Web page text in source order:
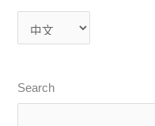
Search